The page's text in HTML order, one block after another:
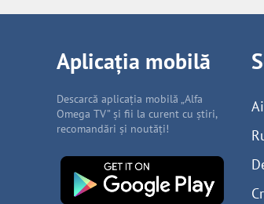
Aplicația mobilă
Descarcă aplicația mobilă „Alfa
Omega TV” și fii la curent cu știri,
recomandări și noutăți!